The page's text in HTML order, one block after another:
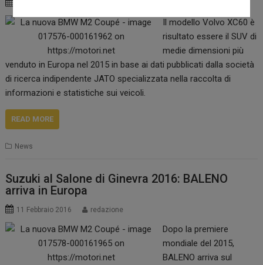
Il modello Volvo XC60 è
risultato essere il SUV di
medie dimensioni più
venduto in Europa nel 2015 in base ai dati pubblicati dalla società
di ricerca indipendente JATO specializzata nella raccolta di
informazioni e statistiche sui veicoli.
READ MORE
News
Suzuki al Salone di Ginevra 2016: BALENO
arriva in Europa
11 Febbraio 2016 redazione
Dopo la premiere
mondiale del 2015,
BALENO arriva sul